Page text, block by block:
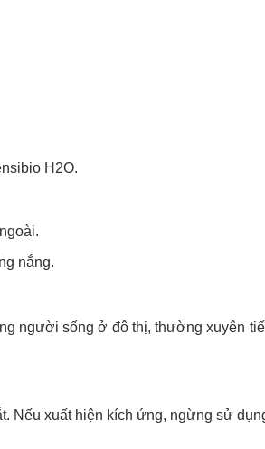
H2O.
nắng.
người sống ở đô thị, thường xuyên
Nếu xuất hiện kích ứng, ngừng sử